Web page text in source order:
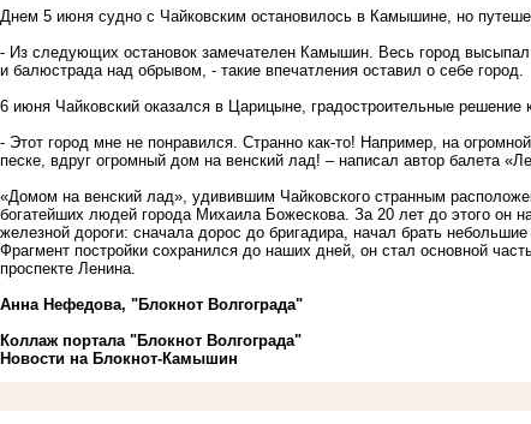
Днем 5 июня судно с Чайковским остановилось в Камышине, но
- Из следующих остановок замечателен Камышин. Весь город
и балюстрада над обрывом, - такие впечатления оставил о себе город.
6 июня Чайковский оказался в Царицыне, градостроительные решение
- Этот город мне не понравился. Странно как-то! Например, на
песке, вдруг огромный дом на венский лад! – написал автор балета
«Домом на венский лад», удивившим Чайковского странным
богатейших людей города Михаила Божескова. За 20 лет до этого он
железной дороги: сначала дорос до бригадира, начал брать
Фрагмент постройки сохранился до наших дней, он стал основной
проспекте Ленина.
Анна Нефедова, "Блокнот Волгограда"
Коллаж портала "Блокнот Волгограда"
Новости на Блoкнoт-Камышин